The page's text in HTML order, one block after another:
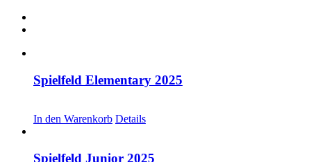
Spielfeld Elementary 2025
In den Warenkorb Details
Spielfeld Junior 2025